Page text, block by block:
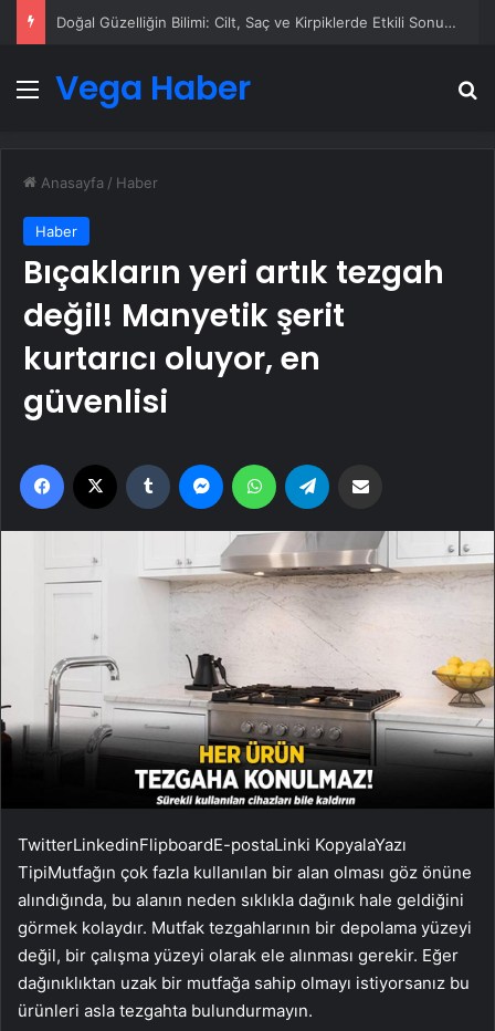
Doğal Güzelliğin Bilimi: Cilt, Saç ve Kirpiklerde Etkili Sonuçlar
Menü
Vega Haber
Anasayfa / Haber
Haber
Bıçakların yeri artık tezgah
değil! Manyetik şerit
kurtarıcı oluyor, en
güvenlisi
Facebook Tumblr MessengerWhatsApp
TwitterLinkedinFlipboardE-postaLinki KopyalaYazı
TipiMutfağın çok fazla kullanılan bir alan olması göz önüne
alındığında, bu alanın neden sıklıkla dağınık hale geldiğini
görmek kolaydır. Mutfak tezgahlarının bir depolama yüzeyi
değil, bir çalışma yüzeyi olarak ele alınması gerekir. Eğer
dağınıklıktan uzak bir mutfağa sahip olmayı istiyorsanız bu
ürünleri asla tezgahta bulundurmayın.